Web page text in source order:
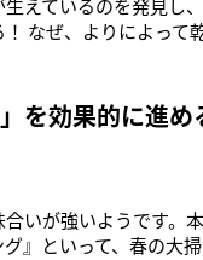
えているのを発見し
なぜ、よりによって
境とカビにとっての
を効果的に進め
いが強いようです。
』といって、春の大